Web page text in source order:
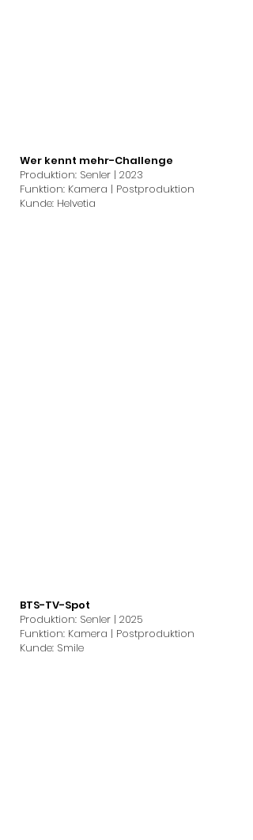
Wer kennt mehr-Challenge
Produktion: Senler | 2023
Funktion: Kamera | Postproduktion
Kunde: Helvetia
BTS-TV-Spot
Produktion: Senler | 2025
Funktion: Kamera | Postproduktion
Kunde: Smile